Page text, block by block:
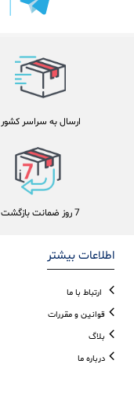
ارسال به سراسر کشور
7 روز ضمانت بازگشت
اطلاعات بیشتر
ارتباط با ما
قوانین و مقررات
بلاگ
درباره ما